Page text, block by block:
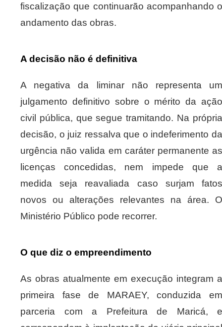
fiscalização que continuarão acompanhando o
andamento das obras.
A decisão não é definitiva
A negativa da liminar não representa um
julgamento definitivo sobre o mérito da ação
civil pública, que segue tramitando. Na própria
decisão, o juiz ressalva que o indeferimento da
urgência não valida em caráter permanente as
licenças concedidas, nem impede que a
medida seja reavaliada caso surjam fatos
novos ou alterações relevantes na área. O
Ministério Público pode recorrer.
O que diz o empreendimento
As obras atualmente em execução integram a
primeira fase de MARAEY, conduzida em
parceria com a Prefeitura de Maricá, e